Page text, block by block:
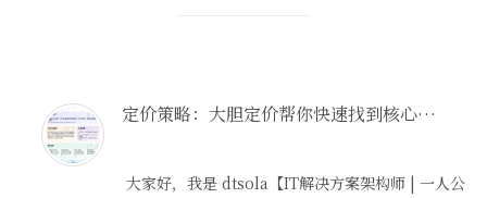
定价策略：大胆定价帮你快速找到核心用户
大家好，我是 dtsola【IT解决方案架构师 | 一人公